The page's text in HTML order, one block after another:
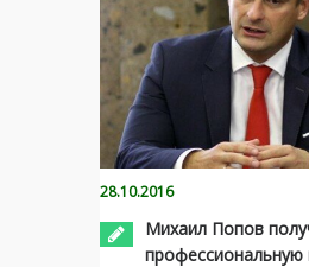
28.10.2016
Михаил Попов
профессиональную